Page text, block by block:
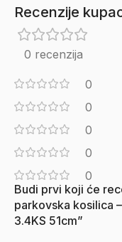
Recenzije
0 recenzija
0
0
0
0
0
Budi prvi koji će
parkovska kosilica
3.4KS 51cm”